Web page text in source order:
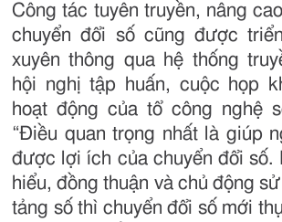
Công tác tuyên truyền, nâng
chuyển đổi số cũng được
xuyên thông qua hệ thống
hội nghị tập huấn, cuộc họp
hoạt động của tổ công nghệ
“Điều quan trọng nhất là giúp
được lợi ích của chuyển đổi số.
hiểu, đồng thuận và chủ động
tảng số thì chuyển đổi số mới